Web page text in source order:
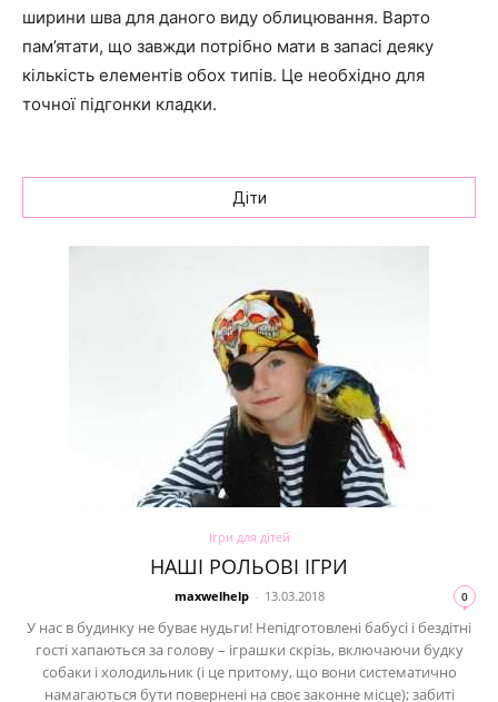
ширини шва для даного виду облицювання. Варто
пам’ятати, що завжди потрібно мати в запасі деяку
кількість елементів обох типів. Це необхідно для
точної підгонки кладки.
Діти
Ігри для дітей
НАШІ РОЛЬОВІ ІГРИ
maxwelhelp - 13.03.2018 0
У нас в будинку не буває нудьги! Непідготовлені бабусі і бездітні
гості хапаються за голову – іграшки скрізь, включаючи будку
собаки і холодильник (і це притому, що вони систематично
намагаються бути повернені на своє законне місце); забиті